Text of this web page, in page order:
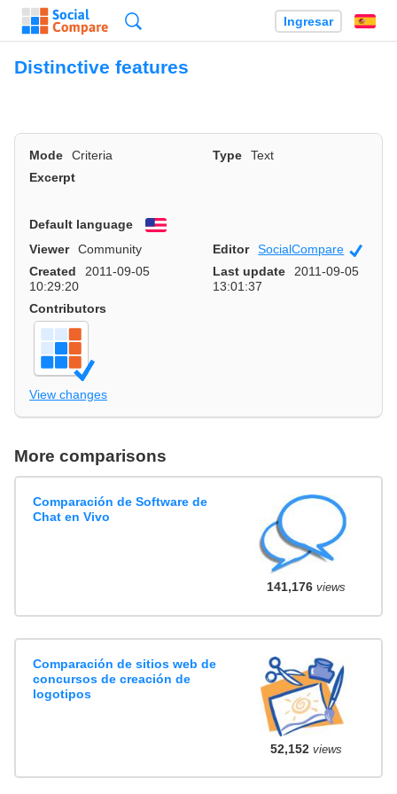
Ingresar
Distinctive features
Mode Criteria Type
Text
Excerpt
Default language
English
Viewer
Community Editor SocialCompare
Created
2011-09-05
10:29:20
Last update
2011-09-05
13:01:37
Contributors
View changes
More comparisons
Comparación de Software de
Chat en Vivo
141,176views
Comparación de sitios web de
concursos de creación de
logotipos
52,152views